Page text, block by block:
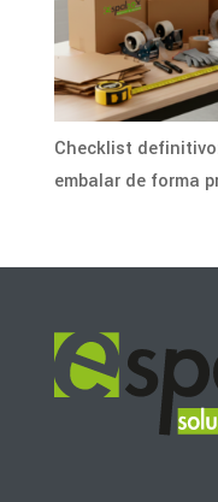
Checklist
embalar de forma